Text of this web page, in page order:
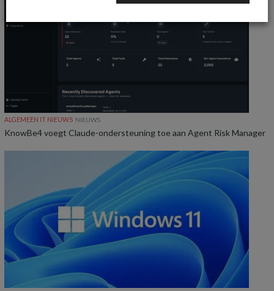
ALGEMEEN IT NIEUWS NIEUWS
KnowBe4 voegt Claude-ondersteuning toe aan Agent Risk Manager